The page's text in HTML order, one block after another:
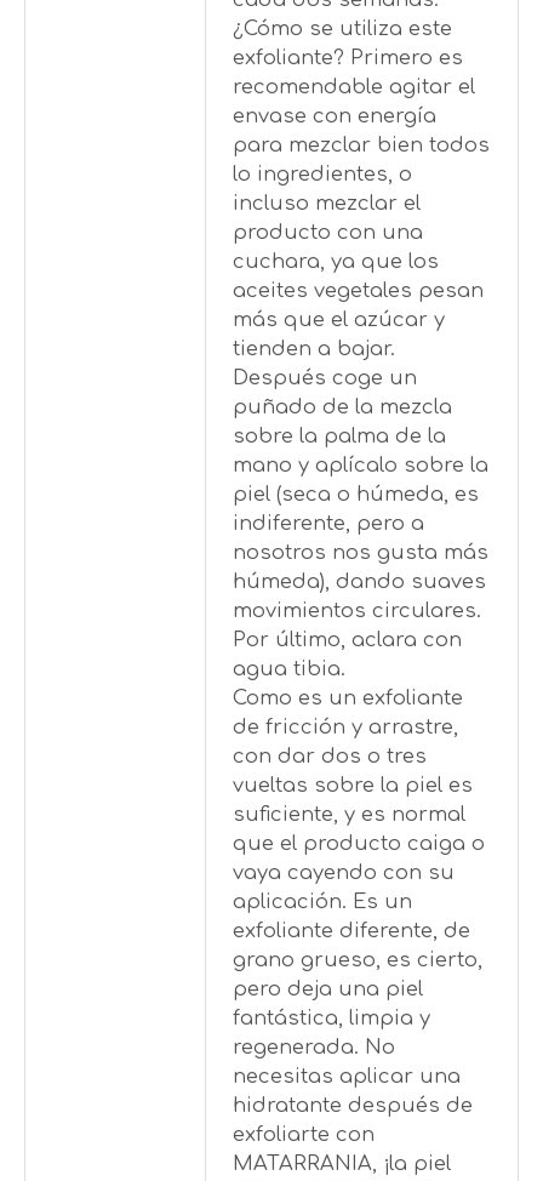
¿Cómo se utiliza este
exfoliante? Primero es
recomendable agitar el
envase con energía
para mezclar bien todos
lo ingredientes, o
incluso mezclar el
producto con una
cuchara, ya que los
aceites vegetales pesan
más que el azúcar y
tienden a bajar.
Después coge un
puñado de la mezcla
sobre la palma de la
mano y aplícalo sobre la
piel (seca o húmeda, es
indiferente, pero a
nosotros nos gusta más
húmeda), dando suaves
movimientos circulares.
Por último, aclara con
agua tibia.
Como es un exfoliante
de fricción y arrastre,
con dar dos o tres
vueltas sobre la piel es
suficiente, y es normal
que el producto caiga o
vaya cayendo con su
aplicación. Es un
exfoliante diferente, de
grano grueso, es cierto,
pero deja una piel
fantástica, limpia y
regenerada. No
necesitas aplicar una
hidratante después de
exfoliarte con
MATARRANIA, ¡la piel